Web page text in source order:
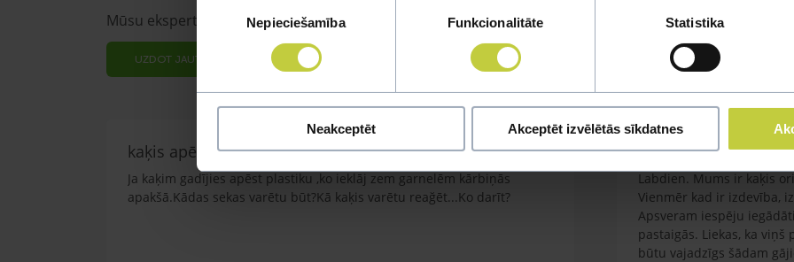
izvēle
Nepieciešamība Funkcionalitāte Statistika
Neakceptēt Akceptēt izvēlētās sīkdatnes
Mūsu eksperti spēs atbildēt uz jebkuru Jūsu jautājumu
UZDOT JAUTĀJUMU
kaķis apēdis plēvi
Ja kaķim gadījies apēst plastiku ,ko ieklāj zem garnelēm kārbiņās
apakšā.Kādas sekas varētu būt?Kā kaķis varētu reağēt...Ko darīt?
Kaķa vešana ārā
Labdien. Mums ir kaķis
Vienmēr kad ir izdevība,
Apsveram iespēju
pastaigās. Liekas, ka
būtu vajadzīgs šādam